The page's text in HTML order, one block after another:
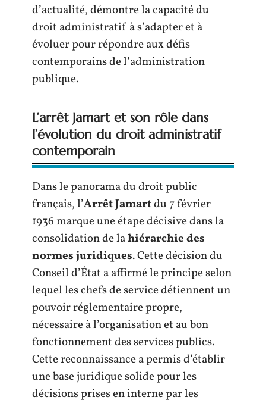
d’actualité, démontre la capacité du
droit administratif à s’adapter et à
évoluer pour répondre aux défis
contemporains de l’administration
publique.
L’arrêt Jamart et son rôle dans
l’évolution du droit administratif
contemporain
Dans le panorama du droit public
français, l’Arrêt Jamartdu 7 février
1936 marque une étape décisive dans la
consolidation de lahiérarchie des
normes juridiques. Cette décision du
Conseil d’État a affirmé le principe selon
lequel les chefs de service détiennent un
pouvoir réglementaire propre,
nécessaire à l’organisation et au bon
fonctionnement des services publics.
Cette reconnaissance a permis d’établir
une base juridique solide pour les
décisions prises en interne par les